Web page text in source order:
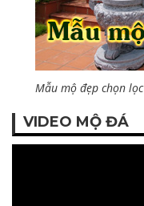
Mẫu mộ đẹp chọn lọc
VIDEO MỘ ĐÁ